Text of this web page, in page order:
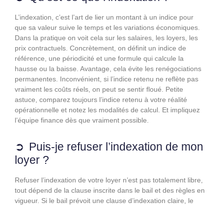
L’indexation, c’est l’art de lier un montant à un indice pour
que sa valeur suive le temps et les variations économiques.
Dans la pratique on voit cela sur les salaires, les loyers, les
prix contractuels. Concrètement, on définit un indice de
référence, une périodicité et une formule qui calcule la
hausse ou la baisse. Avantage, cela évite les renégociations
permanentes. Inconvénient, si l’indice retenu ne reflète pas
vraiment les coûts réels, on peut se sentir floué. Petite
astuce, comparez toujours l’indice retenu à votre réalité
opérationnelle et notez les modalités de calcul. Et impliquez
l’équipe finance dès que vraiment possible.
Puis-je refuser l’indexation de mon
loyer ?
Refuser l’indexation de votre loyer n’est pas totalement libre,
tout dépend de la clause inscrite dans le bail et des règles en
vigueur. Si le bail prévoit une clause d’indexation claire, le